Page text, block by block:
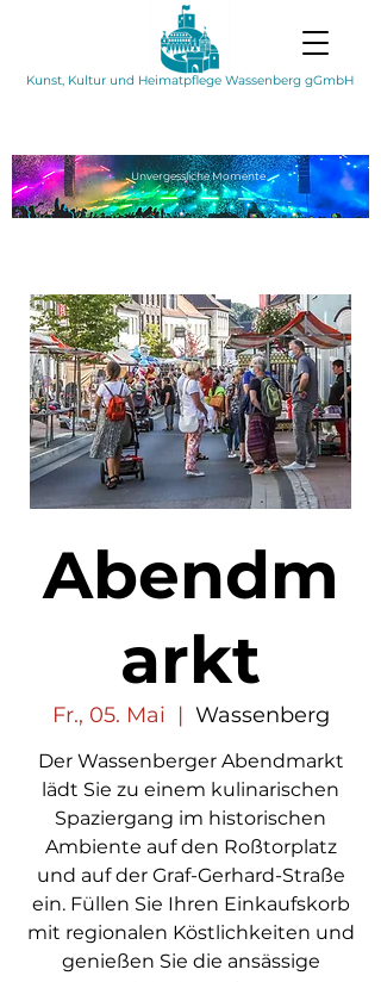
Kunst, Kultur und Heimatpflege Wassenberg gGmbH
UnvergesslicheMomente
Abendm
arkt
Fr., 05. Mai
  |
Wassenberg
Der Wassenberger Abendmarkt
lädt Sie zu einem kulinarischen
Spaziergang im historischen
Ambiente auf den Roßtorplatz
und auf der Graf-Gerhard-Straße
ein. Füllen Sie Ihren Einkaufskorb
mit regionalen Köstlichkeiten und
genießen Sie die ansässige